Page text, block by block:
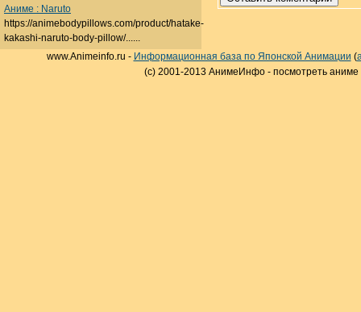
Аниме : Naruto
https://animebodypillows.com/product/hatake-
kakashi-naruto-body-pillow/......
www.Animeinfo.ru - Информационная база по Японской Анимации (
(c) 2001-2013 АнимеИнфо - посмотреть аниме